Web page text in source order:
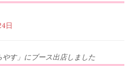
日
やす」にブース出店しました